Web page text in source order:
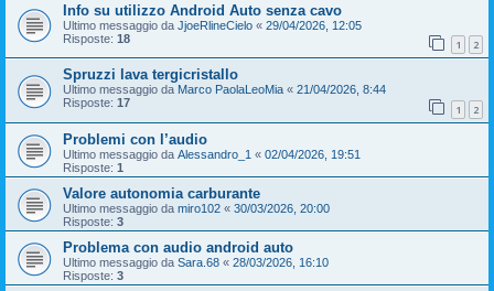
Info su utilizzo Android Auto senza cavo
Ultimo messaggio da JjoeRlineCielo « 29/04/2026, 12:05
Risposte: 18 1 2
Spruzzi lava tergicristallo
Ultimo messaggio da Marco PaolaLeoMia « 21/04/2026, 8:44
Risposte: 17 1 2
Problemi con l’audio
Ultimo messaggio da Alessandro_1 « 02/04/2026, 19:51
Risposte: 1
Valore autonomia carburante
Ultimo messaggio da miro102 « 30/03/2026, 20:00
Risposte: 3
Problema con audio android auto
Ultimo messaggio da Sara.68 « 28/03/2026, 16:10
Risposte: 3